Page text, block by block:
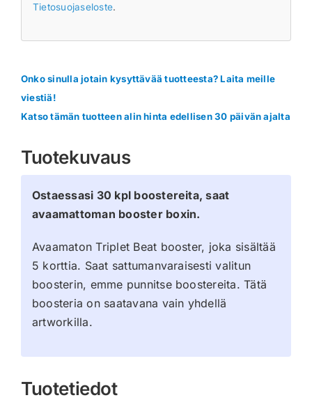
Tietosuojaseloste.
Onko sinulla jotain kysyttävää tuotteesta? Laita meille
viestiä!
Katso tämän tuotteen alin hinta edellisen 30 päivän ajalta
Tuotekuvaus
Ostaessasi 30 kpl boostereita, saat
avaamattoman booster boxin.
Avaamaton Triplet Beat booster, joka sisältää
5 korttia. Saat sattumanvaraisesti valitun
boosterin, emme punnitse boostereita. Tätä
boosteria on saatavana vain yhdellä
artworkilla.
Tuotetiedot